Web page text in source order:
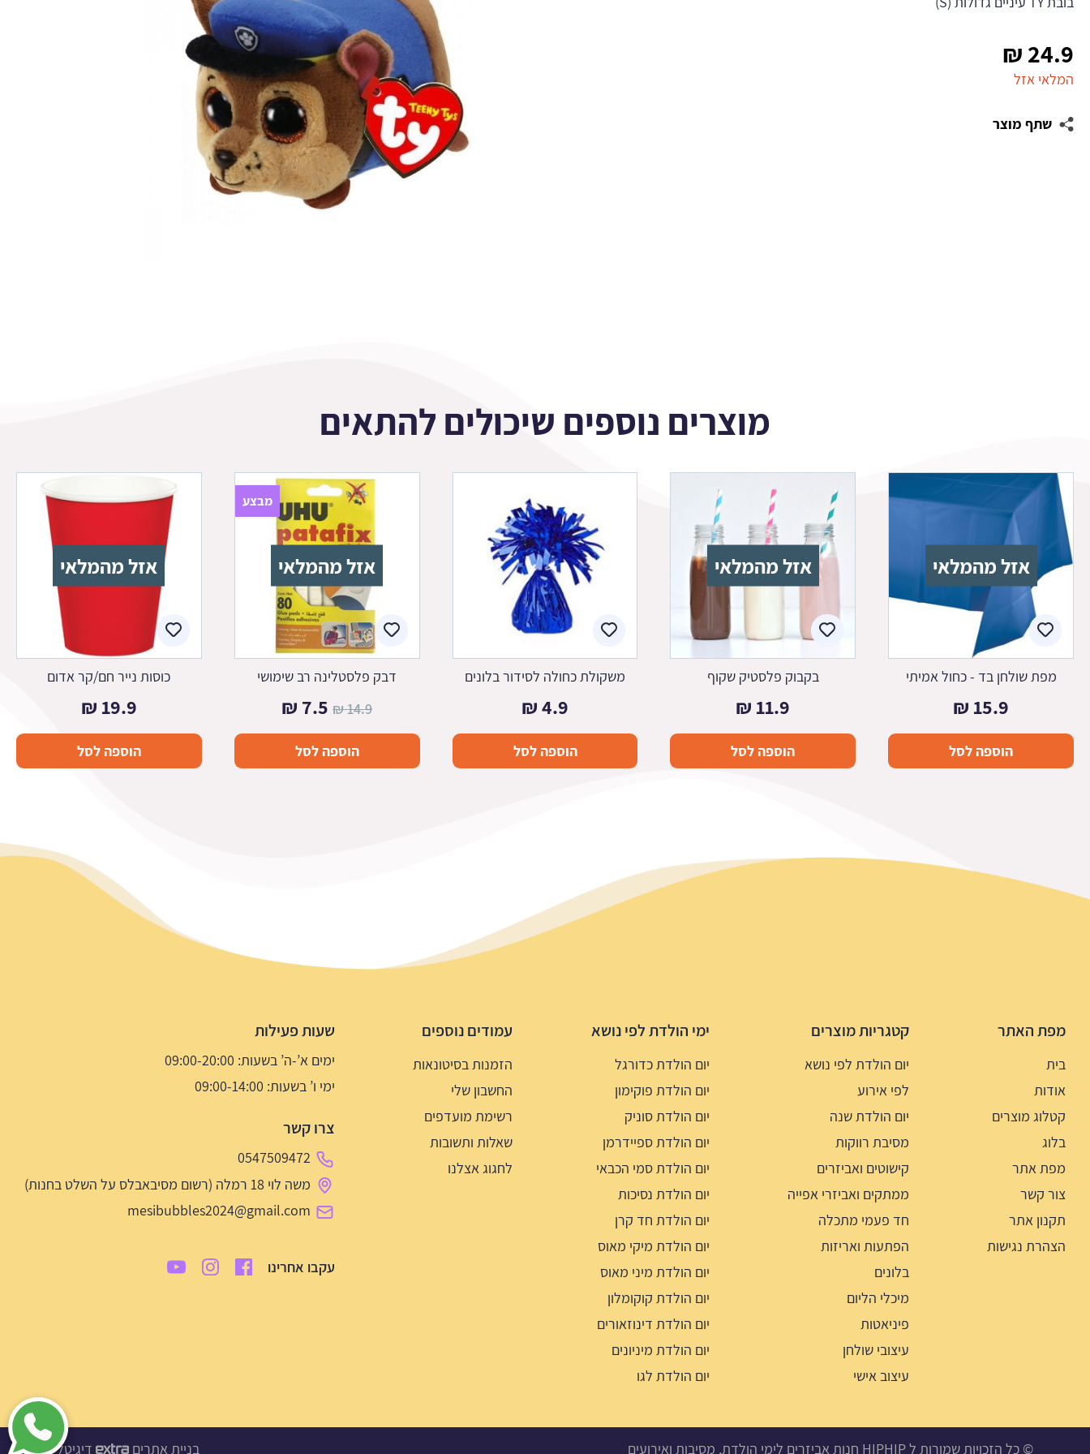
24.9
₪
המלאי אזל
שתף מוצר
מוצרים נוספים שיכולים להתאים
אזל מהמלאי
מפת שולחן בד - כחול אמיתי
15.9
₪
הוספה לסל
אזל מהמלאי
בקבוק פלסטיק שקוף
11.9
₪
הוספה לסל
משקולת כחולה לסידור בלונים
4.9
₪
הוספה לסל
אזל מהמלאי
מבצע
דבק פלסטלינה רב שימושי
14.9
₪ המחיר
המקורי
היה:
7.5
₪המחיר
הנוכחי
הוספה לסל
אזל מהמלאי
כוסות נייר חם/קר אדום
19.9
₪
הוספה לסל
מפת האתר
בית
אודות
קטלוג מוצרים
בלוג
מפת אתר
צור קשר
תקנון אתר
הצהרת נגישות
קטגריות מוצרים
יום הולדת לפי נושא
לפי אירוע
יום הולדת שנה
מסיבת רווקות
קישוטים ואביזרים
ממתקים ואביזרי אפייה
חד פעמי מתכלה
הפתעות ואריזות
בלונים
מיכלי הליום
פיניאטות
עיצובי שולחן
עיצוב אישי
ימי הולדת לפי נושא
יום הולדת כדורגל
יום הולדת פוקימון
יום הולדת סוניק
יום הולדת ספיידרמן
יום הולדת סמי הכבאי
יום הולדת נסיכות
יום הולדת חד קרן
יום הולדת מיקי מאוס
יום הולדת מיני מאוס
יום הולדת קוקומלון
יום הולדת דינוזאורים
יום הולדת מיניונים
יום הולדת לגו
עמודים נוספים
הזמנות בסיטונאות
החשבון שלי
רשימת מועדפים
שאלות ותשובות
לחגוג אצלנו
שעות פעילות
ימים א’-ה’ בשעות: 09:00-20:00
ימי ו’ בשעות: 09:00-14:00
צרו קשר
0547509472
משה לוי 18 רמלה (רשום מסיבאבלס על השלט בחנות)
mesibubbles2024@gmail.com
עקבו אחרינו
© כל הזכויות שמורות ל HIPHIP חנות אביזרים לימי הולדת, מסיבות ואירועים בניית אתרים דיגיטל